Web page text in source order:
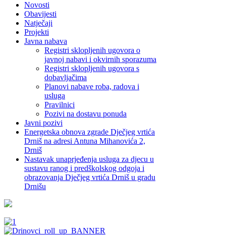
Novosti
Obavijesti
Natječaji
Projekti
Javna nabava
Registri sklopljenih ugovora o
javnoj nabavi i okvirnih sporazuma
Registri sklopljenih ugovora s
dobavljačima
Planovi nabave roba, radova i
usluga
Pravilnici
Pozivi na dostavu ponuda
Javni pozivi
Energetska obnova zgrade Dječjeg vrtića
Drniš na adresi Antuna Mihanovića 2,
Drniš
Nastavak unaprjeđenja usluga za djecu u
sustavu ranog i predškolskog odgoja i
obrazovanja Dječjeg vrtića Drniš u gradu
Drnišu